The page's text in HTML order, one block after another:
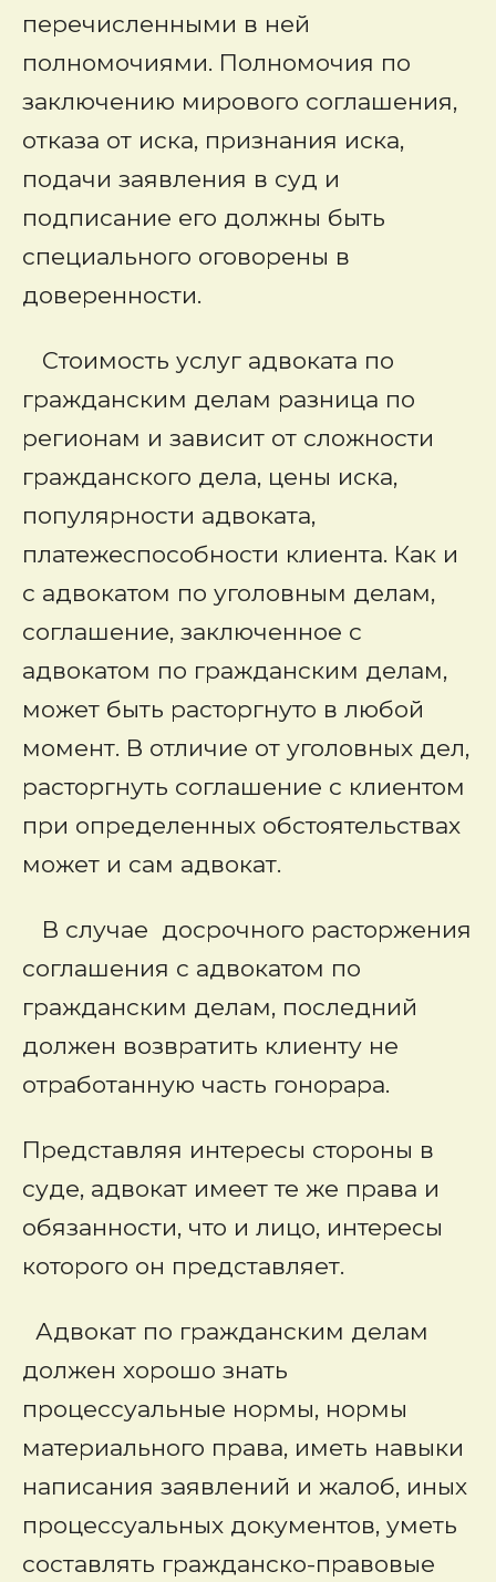
перечисленными в ней
полномочиями. Полномочия по
заключению мирового соглашения,
отказа от иска, признания иска,
подачи заявления в суд и
подписание его должны быть
специального оговорены в
доверенности.
Стоимость услуг адвоката по
гражданским делам разница по
регионам и зависит от сложности
гражданского дела, цены иска,
популярности адвоката,
платежеспособности клиента. Как и
с адвокатом по уголовным делам,
соглашение, заключенное с
адвокатом по гражданским делам,
может быть расторгнуто в любой
момент. В отличие от уголовных дел,
расторгнуть соглашение с клиентом
при определенных обстоятельствах
может и сам адвокат.
В случае досрочного расторжения
соглашения с адвокатом по
гражданским делам, последний
должен возвратить клиенту не
отработанную часть гонорара.
Представляя интересы стороны в
суде, адвокат имеет те же права и
обязанности, что и лицо, интересы
которого он представляет.
Адвокат по гражданским делам
должен хорошо знать
процессуальные нормы, нормы
материального права, иметь навыки
написания заявлений и жалоб, иных
процессуальных документов, уметь
составлять гражданско-правовые